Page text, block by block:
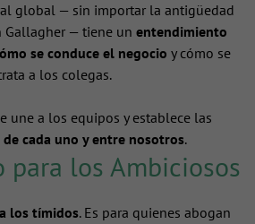
global — sin importar la antigüedad
Gallagher — tiene un entendimiento
se conduce el negocio y cómo se
a los colegas.
une a los equipos y establece las
cada uno y entre nosotros.
para los Ambiciosos
los tímidos. Es para quienes abogan